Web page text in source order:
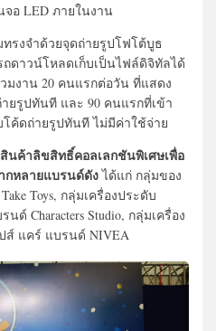
อ LED ภายในงาน
ทรงจำด้วยจุดถ่ายรูปโฟโต้บูธ
ดาวน์โหลดเก็บเป็นไฟล์ดิจิทัลได้
มงาน 20 คนแรกต่อวัน ที่แสดง
ยรูปทันที และ 90 คนแรกที่เข้า
ค้ดถ่ายรูปทันที ไม่มีค่าใช้จ่าย
นค้าลิขสิทธิ์คอลเลกชันพิเศษเพื่อ
กหลายแบรนด์ดังได้แก่ กลุ่มของ
Toys, กลุ่มเครื่องประดับ
ด์ Characters Studio, กลุ่มเครื่อง
ส์ แคร์ แบรนด์ NIVEA